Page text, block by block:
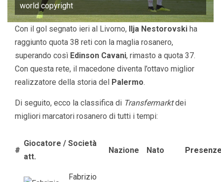
world copyright
Con il gol segnato ieri al Livorno, Ilja Nestorovski ha
raggiunto quota 38 reti con la maglia rosanero,
superando così Edinson Cavani, rimasto a quota 37.
Con questa rete, il macedone diventa l’ottavo miglior
realizzatore della storia del Palermo.
Di seguito, ecco la classifica di Transfermarktdei
migliori marcatori rosanero di tutti i tempi:
#
Giocatore / Società
att.
Nazione Nato
Fabrizio